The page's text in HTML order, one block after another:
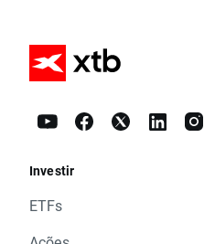
Investir
ETFs